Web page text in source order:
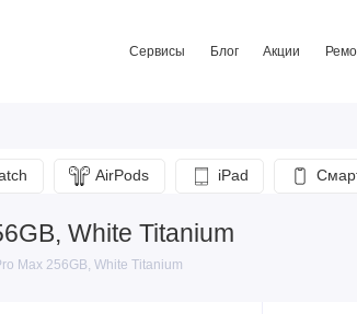
Сервисы Блог Акции
AirPods iPad
White Titanium
Max 256GB, White Titanium